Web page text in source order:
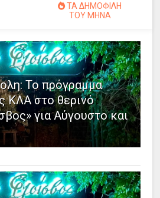
ΤΑ ΔΗΜΟΦΙΛΗ
ΤΟΥ ΜΗΝΑ
Το πρόγραμμα
ΚΛΑ στο θερινό
για Αύγουστο και